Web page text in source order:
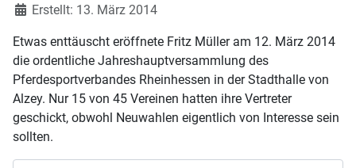
Erstellt: 13. März 2014
Etwas enttäuscht eröffnete Fritz Müller am 12. März 2014
die ordentliche Jahreshauptversammlung des
Pferdesportverbandes Rheinhessen in der Stadthalle von
Alzey. Nur 15 von 45 Vereinen hatten ihre Vertreter
geschickt, obwohl Neuwahlen eigentlich von Interesse sein
sollten.